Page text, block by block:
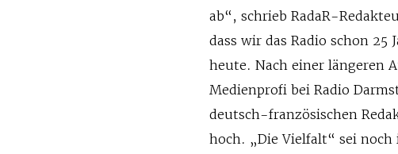
ab“, schrieb RadaR-
dass wir das Radio schon
heute. Nach einer längeren
Medienprofi bei Radio
deutsch-französischen
hoch. „Die Vielfalt“ sei